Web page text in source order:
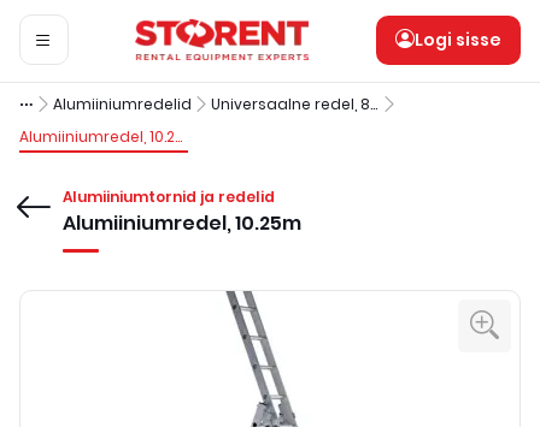
Logi sisse
Alumiiniumredelid
Universaalne redel, 8-12m
Alumiiniumredel, 10.25m
Alumiiniumtornid ja redelid
Alumiiniumredel, 10.25m